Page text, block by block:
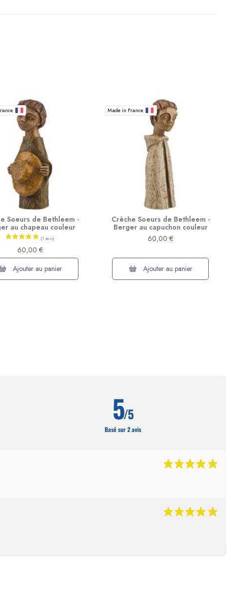
Soeurs de Bethleem -
au chapeau couleur
60,00 €
Ajouter au panier
Made in France
Crèche Soeurs de Bethleem -
Berger au capuchon couleur
60,00 €
Ajouter au panier
5/5
Basé sur 2 avis